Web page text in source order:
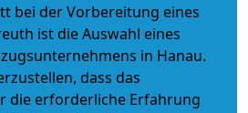
bei der Vorbereitung eines
ist die Auswahl eines
in Hanau.
dass das
die erforderliche Erfahrung